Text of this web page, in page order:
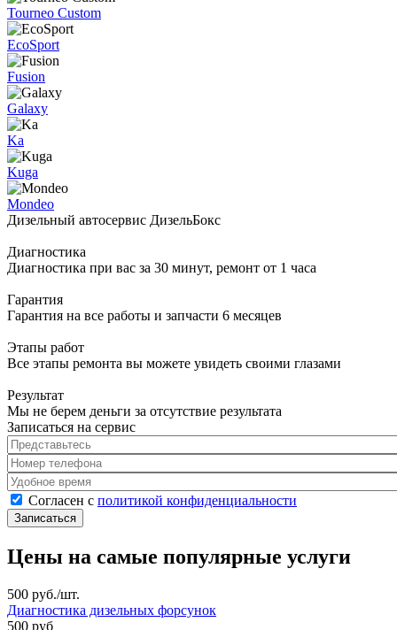
Tourneo Custom
EcoSport
Fusion
Galaxy
Ka
Kuga
Mondeo
Дизельный автосервис ДизельБокс
Диагностика
Диагностика при вас за 30 минут, ремонт от 1 часа
Гарантия
Гарантия на все работы и запчасти 6 месяцев
Этапы работ
Все этапы ремонта вы можете увидеть своими глазами
Результат
Мы не берем деньги за отсутствие результата
Записаться на сервис
Представьтесь
Номер телефона
Удобное время
Согласен с политикой конфиденциальности*
Согласен с политикой конфиденциальности
Цены на самые популярные услуги
500 руб./шт.
Диагностика дизельных форсунок
500 руб